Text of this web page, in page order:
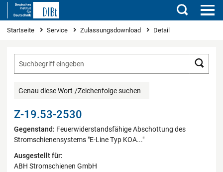
Suchen
Sie sind hier
Startseite Service Zulassungsdownload Detail
Genau diese Wort-/Zeichenfolge suchen
Z-19.53-2530
Gegenstand: Feuerwiderstandsfähige Abschottung des
Stromschienensystems "E-Line Typ KOA..."
Ausgestellt für:
ABH Stromschienen GmbH